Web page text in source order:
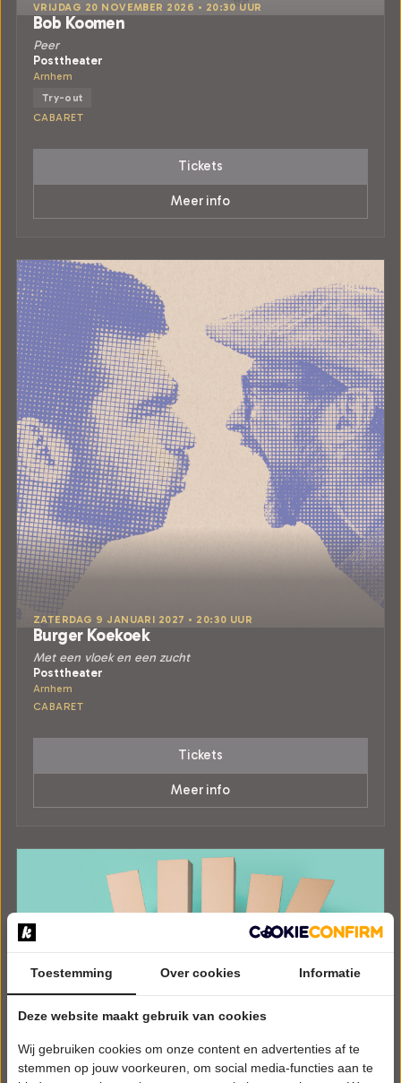
VRIJDAG 20 NOVEMBER 2026 • 20:30 UUR
Bob Koomen
Peer
Posttheater
Arnhem
Try-out
CABARET
Tickets
Meer info
ZATERDAG 9 JANUARI 2027 • 20:30 UUR
Burger Koekoek
Met een vloek en een zucht
Posttheater
Arnhem
CABARET
Tickets
Meer info
Toestemming Over cookies Informatie
Deze website maakt gebruik van cookies
Wij gebruiken cookies om onze content en advertenties af te
stemmen op jouw voorkeuren, om social media-functies aan te